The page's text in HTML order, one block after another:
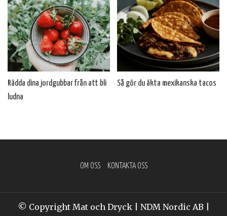
Rädda dina jordgubbar från att bli
ludna
Så gör du äkta mexikanska tacos
OM OSS KONTAKTA OSS
© Copyright Mat och Dryck | NDM Nordic AB |